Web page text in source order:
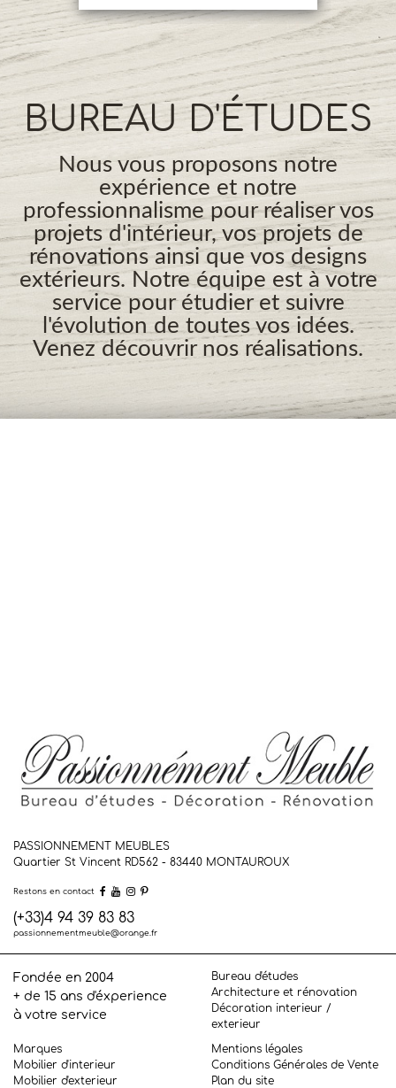
BUREAU D'ÉTUDES
Nous vous proposons notre
expérience et notre
professionnalisme pour réaliser vos
projets d'intérieur, vos projets de
rénovations ainsi que vos designs
extérieurs. Notre équipe est à votre
service pour étudier et suivre
l'évolution de toutes vos idées.
Venez découvrir nos réalisations.
PASSIONNEMENT MEUBLES
Quartier St Vincent RD562 - 83440 MONTAUROUX
Restons en contact
(+33)4 94 39 83 83
passionnementmeuble@orange.fr
Fondée en 2004
+ de 15 ans d'éxperience
à votre service
Bureau d'études
Architecture et rénovation
Décoration interieur /
exterieur
Marques
Mobilier d'interieur
Mobilier d'exterieur
Mentions légales
Conditions Générales de Vente
Plan du site